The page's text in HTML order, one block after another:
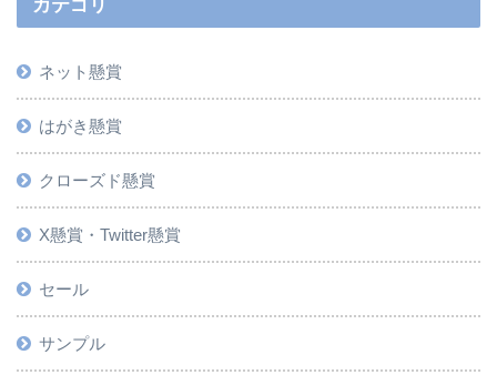
カテゴリ
ネット懸賞
はがき懸賞
クローズド懸賞
X懸賞・Twitter懸賞
セール
サンプル